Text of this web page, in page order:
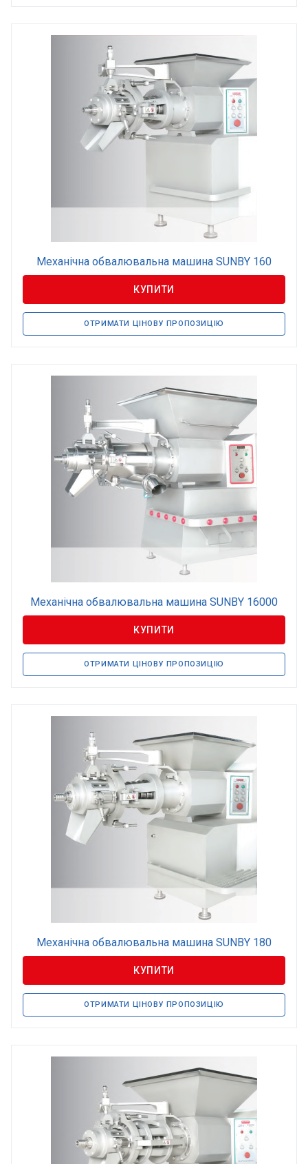
Механічна обвалювальна машина SUNBY 160
КУПИТИ
ОТРИМАТИ ЦІНОВУ ПРОПОЗИЦІЮ
Механічна обвалювальна машина SUNBY 16000
КУПИТИ
ОТРИМАТИ ЦІНОВУ ПРОПОЗИЦІЮ
Механічна обвалювальна машина SUNBY 180
КУПИТИ
ОТРИМАТИ ЦІНОВУ ПРОПОЗИЦІЮ